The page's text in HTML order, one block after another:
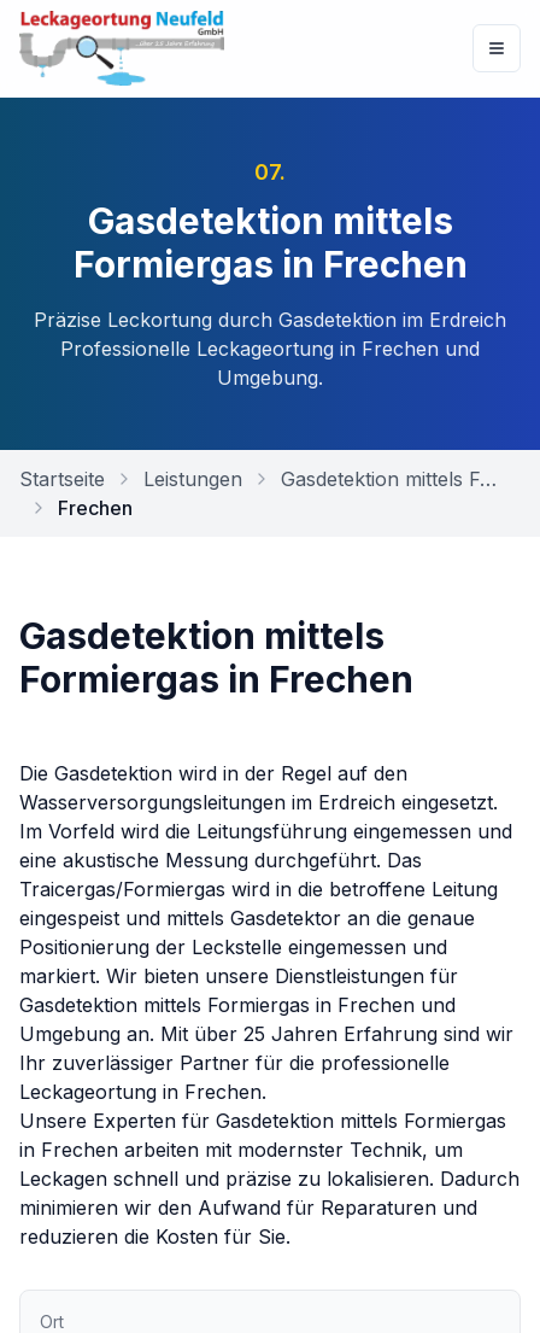
07.
Gasdetektion mittels
Formiergas in Frechen
Präzise Leckortung durch Gasdetektion im Erdreich
Professionelle Leckageortung in Frechen und
Umgebung.
Startseite Leistungen
Gasdetektion mittels Formiergas
Frechen
Gasdetektion mittels
Formiergas in Frechen
Die Gasdetektion wird in der Regel auf den
Wasserversorgungsleitungen im Erdreich eingesetzt.
Im Vorfeld wird die Leitungsführung eingemessen und
eine akustische Messung durchgeführt. Das
Traicergas/Formiergas wird in die betroffene Leitung
eingespeist und mittels Gasdetektor an die genaue
Positionierung der Leckstelle eingemessen und
markiert. Wir bieten unsere Dienstleistungen für
Gasdetektion mittels Formiergas in Frechen und
Umgebung an. Mit über 25 Jahren Erfahrung sind wir
Ihr zuverlässiger Partner für die professionelle
Leckageortung in Frechen.
Unsere Experten für Gasdetektion mittels Formiergas
in Frechen arbeiten mit modernster Technik, um
Leckagen schnell und präzise zu lokalisieren. Dadurch
minimieren wir den Aufwand für Reparaturen und
reduzieren die Kosten für Sie.
Ort